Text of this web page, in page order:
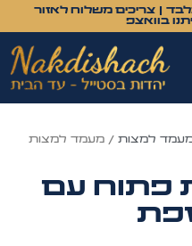
| צריכים משלוח לאזור
בוואצפ
למצות / מעמד למצות
פתוח עם